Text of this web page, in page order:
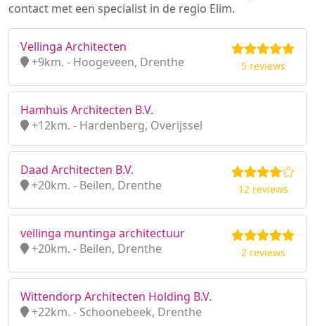
contact met een specialist in de regio Elim.
Vellinga Architecten
+9km. - Hoogeveen, Drenthe
5 reviews
Hamhuis Architecten B.V.
+12km. - Hardenberg, Overijssel
Daad Architecten B.V.
+20km. - Beilen, Drenthe
12 reviews
vellinga muntinga architectuur
+20km. - Beilen, Drenthe
2 reviews
Wittendorp Architecten Holding B.V.
+22km. - Schoonebeek, Drenthe